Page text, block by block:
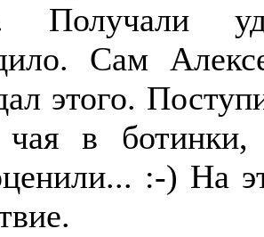
Получали
Сам
этого.
чая в
:-) На